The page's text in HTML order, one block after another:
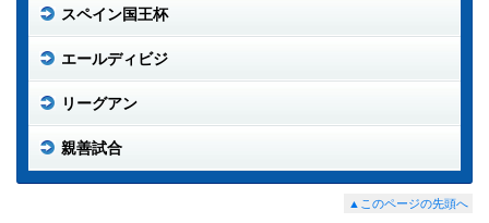
スペイン国王杯
エールディビジ
リーグアン
親善試合
▲このページの先頭へ